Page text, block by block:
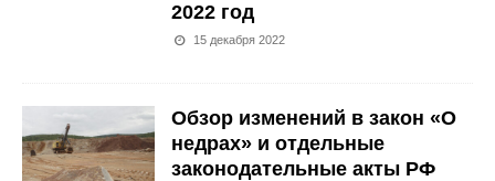
2022 год
15 декабря 2022
Обзор изменений в закон «О
недрах» и отдельные
законодательные акты РФ